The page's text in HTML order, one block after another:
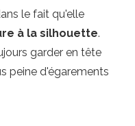
le fait qu'elle
à la silhouette.
garder en tête
peine d'égarements